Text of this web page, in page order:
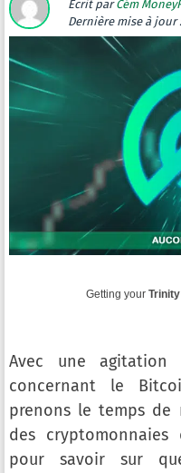
Ecrit parCém
Dernière mise à jour
Getting your
Avec une agitation
concernant le
prenons le temps de
des
pour savoir sur